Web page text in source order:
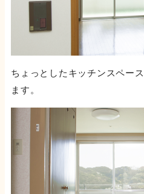
ちょっとしたキッチンスペー
ます。